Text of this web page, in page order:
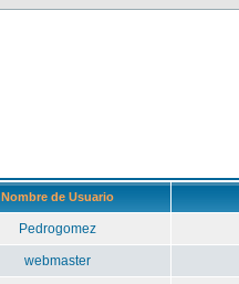
Nombre de Usuario
Pedrogomez
webmaster